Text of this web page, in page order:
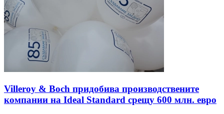
Villeroy & Boch придобива производствените
компании на Ideal Standard срещу 600 млн. евро